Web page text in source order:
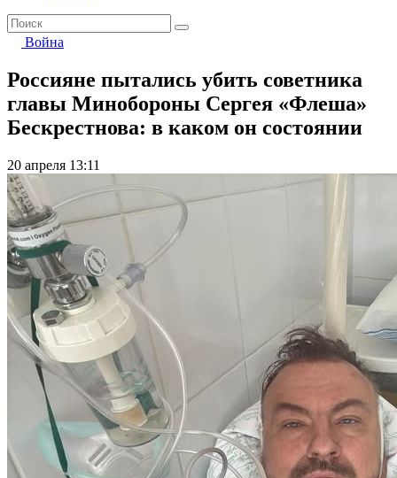
Война
Россияне пытались убить советника
главы Минобороны Сергея «Флеша»
Бескрестнова: в каком он состоянии
20 апреля 13:11